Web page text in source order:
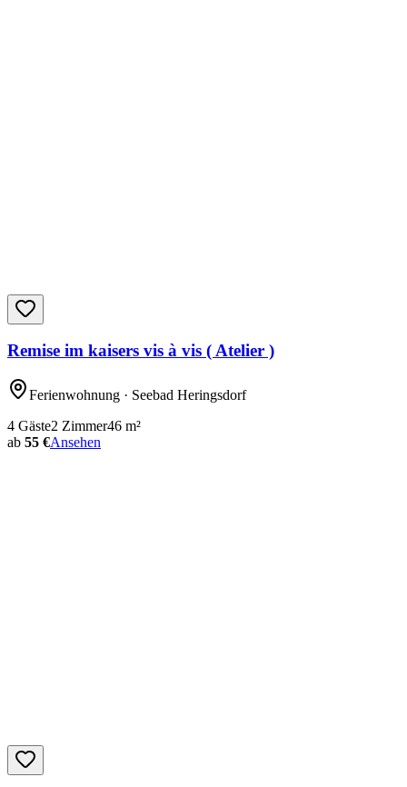
Remise im kaisers vis à vis ( Atelier )
Ferienwohnung · Seebad Heringsdorf
4 Gäste2 Zimmer46 m²
ab 55 €Ansehen